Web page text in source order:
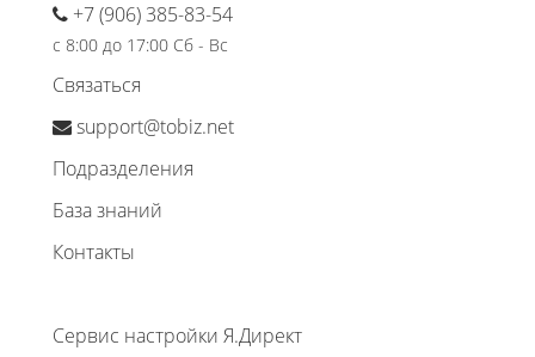
+7 (906) 385-83-54
с 8:00 до 17:00 Сб - Вс
Связаться
support@tobiz.net
Подразделения
База знаний
Контакты
Сервис настройки Я.Директ